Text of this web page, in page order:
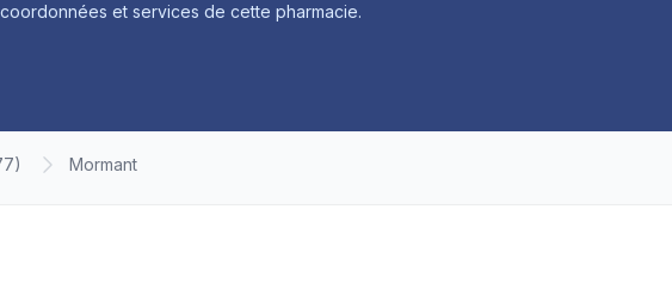
et services de cette pharmacie.
Mormant